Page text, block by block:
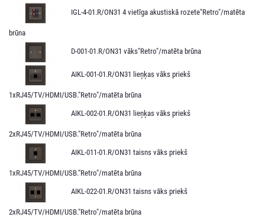
IGL-4-01.R/ON31 4 vietīga akustiskā rozete"Retro"/matēta
brūna
D-001-01.R/ON31 vāks"Retro"/matēta brūna
AIKL-001-01.R/ON31 lieņķas vāks priekš
1xRJ45/TV/HDMI/USB."Retro"/matēta brūna
AIKL-002-01.R/ON31 lieņķas vāks priekš
2xRJ45/TV/HDMI/USB."Retro"/matēta brūna
AIKL-011-01.R/ON31 taisns vāks priekš
1xRJ45/TV/HDMI/USB."Retro"/matēta brūna
AIKL-022-01.R/ON31 taisns vāks priekš
2xRJ45/TV/HDMI/USB."Retro"/matēta brūna